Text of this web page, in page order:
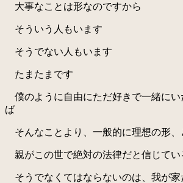
大事なことは形なのですから
そういう人もいます
そうでない人もいます
たまたまです
僕のように自由にただ好きで一緒にい
ば
そんなことより、一般的に理想の形、
親がこの世で絶対の法律だと信じてい
そうでなくてはならないのは、我が家